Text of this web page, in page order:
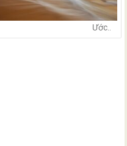
Ước..